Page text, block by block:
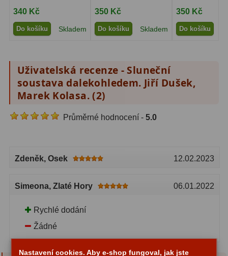
Adaptéry projekční
Adaptéry M4833
Filtry L-RGB7
Rovnače a reduktory
Zaostření11
340 Kč
Do košíku Skladem
350 Kč
Do košíku Skladem
350 Kč
Do košíku
Uživatelská recenze - Sluneční
soustava dalekohledem. Jiří Dušek,
Marek Kolasa. (2)
Průměrné hodnocení - 5.0
Zdeněk, Osek 12.02.2023
Simeona, Zlaté Hory 06.01.2022
Rychlé dodání
Žádné
Nastavení cookies. Aby e-shop fungoval, jak jste